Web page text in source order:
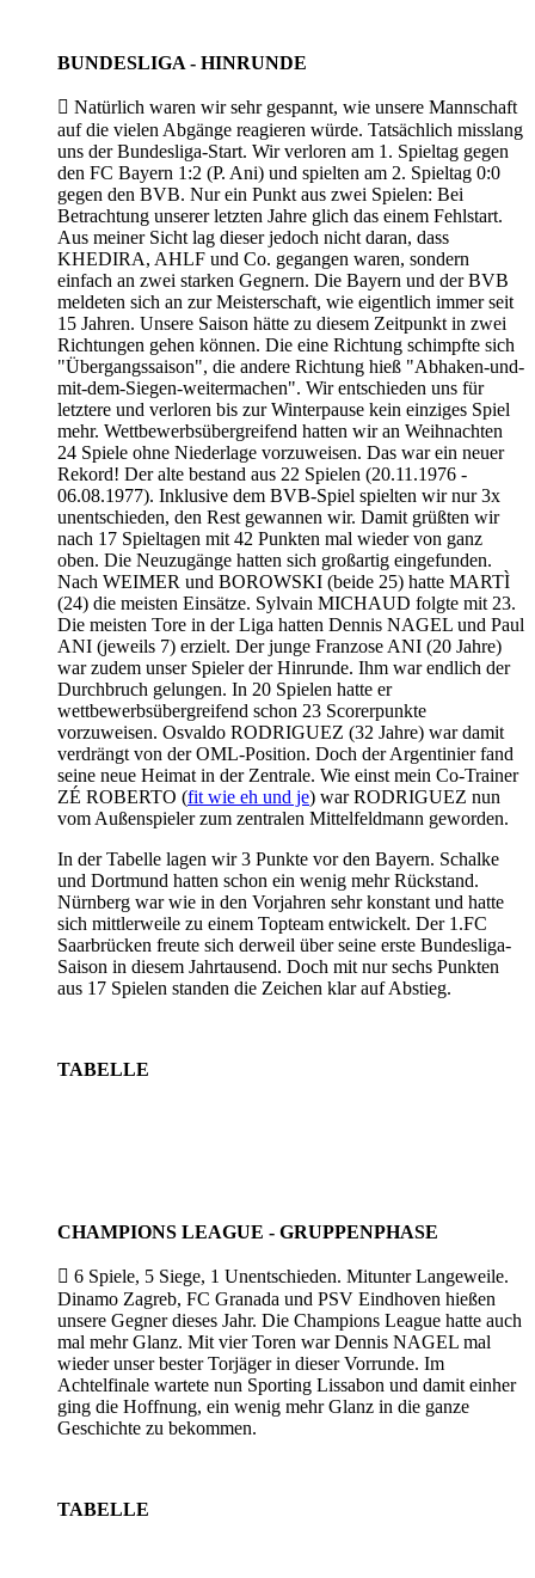
BUNDESLIGA - HINRUNDE
 Natürlich waren wir sehr gespannt, wie unsere Mannschaft
auf die vielen Abgänge reagieren würde. Tatsächlich misslang
uns der Bundesliga-Start. Wir verloren am 1. Spieltag gegen
den FC Bayern 1:2 (P. Ani) und spielten am 2. Spieltag 0:0
gegen den BVB. Nur ein Punkt aus zwei Spielen: Bei
Betrachtung unserer letzten Jahre glich das einem Fehlstart.
Aus meiner Sicht lag dieser jedoch nicht daran, dass
KHEDIRA, AHLF und Co. gegangen waren, sondern
einfach an zwei starken Gegnern. Die Bayern und der BVB
meldeten sich an zur Meisterschaft, wie eigentlich immer seit
15 Jahren. Unsere Saison hätte zu diesem Zeitpunkt in zwei
Richtungen gehen können. Die eine Richtung schimpfte sich
"Übergangssaison", die andere Richtung hieß "Abhaken-und-
mit-dem-Siegen-weitermachen". Wir entschieden uns für
letztere und verloren bis zur Winterpause kein einziges Spiel
mehr. Wettbewerbsübergreifend hatten wir an Weihnachten
24 Spiele ohne Niederlage vorzuweisen. Das war ein neuer
Rekord! Der alte bestand aus 22 Spielen (20.11.1976 -
06.08.1977). Inklusive dem BVB-Spiel spielten wir nur 3x
unentschieden, den Rest gewannen wir. Damit grüßten wir
nach 17 Spieltagen mit 42 Punkten mal wieder von ganz
oben. Die Neuzugänge hatten sich großartig eingefunden.
Nach WEIMER und BOROWSKI (beide 25) hatte MARTÌ
(24) die meisten Einsätze. Sylvain MICHAUD folgte mit 23.
Die meisten Tore in der Liga hatten Dennis NAGEL und Paul
ANI (jeweils 7) erzielt. Der junge Franzose ANI (20 Jahre)
war zudem unser Spieler der Hinrunde. Ihm war endlich der
Durchbruch gelungen. In 20 Spielen hatte er
wettbewerbsübergreifend schon 23 Scorerpunkte
vorzuweisen. Osvaldo RODRIGUEZ (32 Jahre) war damit
verdrängt von der OML-Position. Doch der Argentinier fand
seine neue Heimat in der Zentrale. Wie einst mein Co-Trainer
ZÉ ROBERTO (fit wie eh und je) war RODRIGUEZ nun
vom Außenspieler zum zentralen Mittelfeldmann geworden.
In der Tabelle lagen wir 3 Punkte vor den Bayern. Schalke
und Dortmund hatten schon ein wenig mehr Rückstand.
Nürnberg war wie in den Vorjahren sehr konstant und hatte
sich mittlerweile zu einem Topteam entwickelt. Der 1.FC
Saarbrücken freute sich derweil über seine erste Bundesliga-
Saison in diesem Jahrtausend. Doch mit nur sechs Punkten
aus 17 Spielen standen die Zeichen klar auf Abstieg.
TABELLE
CHAMPIONS LEAGUE - GRUPPENPHASE
 6 Spiele, 5 Siege, 1 Unentschieden. Mitunter Langeweile.
Dinamo Zagreb, FC Granada und PSV Eindhoven hießen
unsere Gegner dieses Jahr. Die Champions League hatte auch
mal mehr Glanz. Mit vier Toren war Dennis NAGEL mal
wieder unser bester Torjäger in dieser Vorrunde. Im
Achtelfinale wartete nun Sporting Lissabon und damit einher
ging die Hoffnung, ein wenig mehr Glanz in die ganze
Geschichte zu bekommen.
TABELLE